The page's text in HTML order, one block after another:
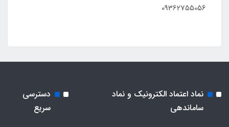
09362755056
نماد اعتماد الکترونیک و نماد
ساماندهی
دسترسی
سریع